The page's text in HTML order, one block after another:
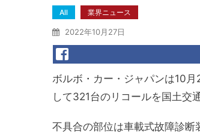
All 業界ニュース
2022年10月27日
ボルボ・カー・ジャパンは10
して321台のリコールを国土交
不具合の部位は車載式故障診